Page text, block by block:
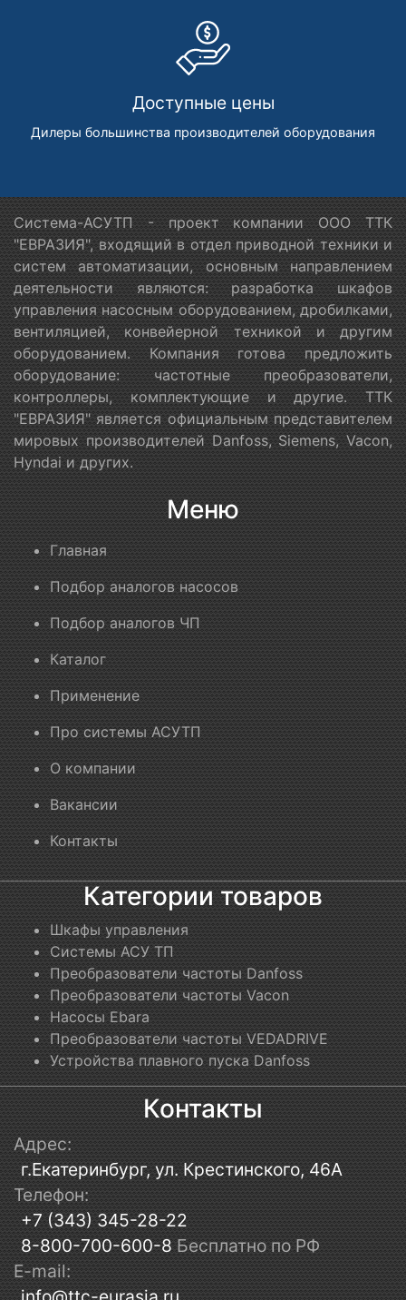
Доступные цены
Дилеры большинства производителей оборудования
Система-АСУТП - проект компании ООО ТТК
"ЕВРАЗИЯ", входящий в отдел приводной техники и
систем автоматизации, основным направлением
деятельности являются: разработка шкафов
управления насосным оборудованием, дробилками,
вентиляцией, конвейерной техникой и другим
оборудованием. Компания готова предложить
оборудование: частотные преобразователи,
контроллеры, комплектующие и другие. ТТК
"ЕВРАЗИЯ" является официальным представителем
мировых производителей Danfoss, Siemens, Vacon,
Hyndai и других.
Меню
Главная
Подбор аналогов насосов
Подбор аналогов ЧП
Каталог
Применение
Про системы АСУТП
О компании
Вакансии
Контакты
Категории товаров
Шкафы управления
Системы АСУ ТП
Преобразователи частоты Danfoss
Преобразователи частоты Vacon
Насосы Ebara
Преобразователи частоты VEDADRIVE
Устройства плавного пуска Danfoss
Контакты
Адрес:
г.Екатеринбург, ул. Крестинского, 46А
Телефон:
+7 (343) 345-28-22
8-800-700-600-8 Бесплатно по РФ
E-mail: